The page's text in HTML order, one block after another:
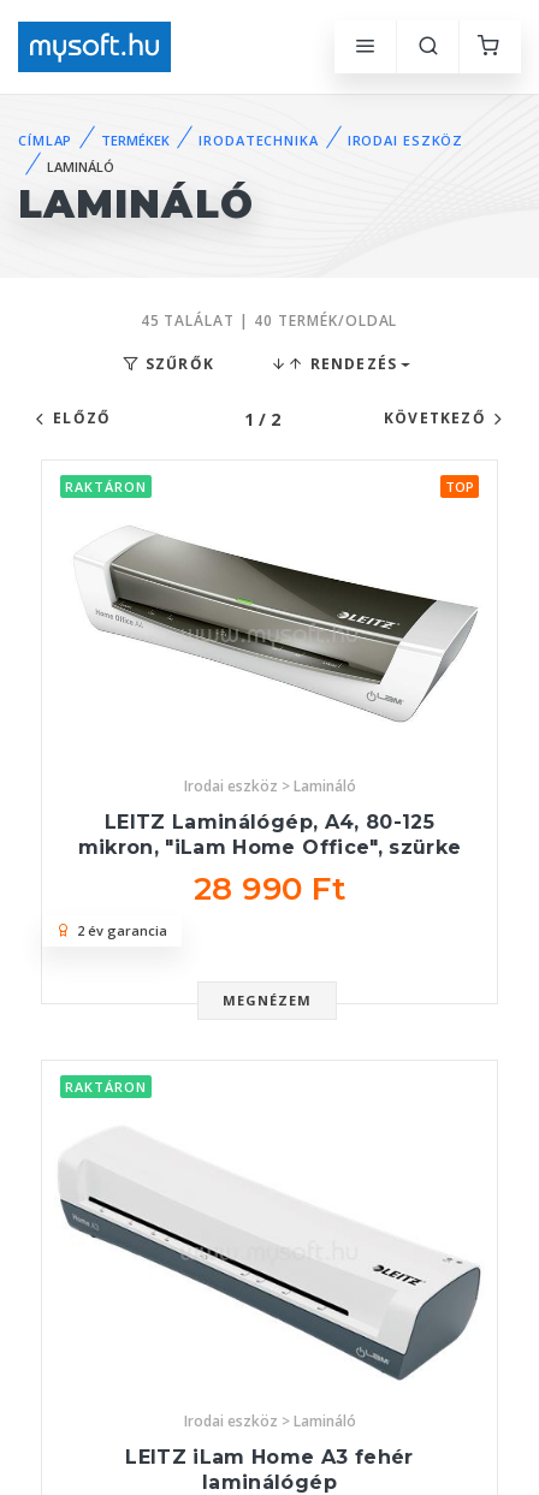
CÍMLAP TERMÉKEK IRODATECHNIKA
IRODAI ESZKÖZ
LAMINÁLÓ
LAMINÁLÓ
45 TALÁLAT | 40 TERMÉK/OLDAL
SZŰRŐK RENDEZÉS
ELŐZŐ 1 / 2 KÖVETKEZŐ
RAKTÁRON TOP
Irodai eszköz > Lamináló
LEITZ Laminálógép, A4, 80-125
mikron, "iLam Home Office", szürke
28 990 Ft
MEGNÉZEM
2 év garancia
RAKTÁRON
Irodai eszköz > Lamináló
LEITZ iLam Home A3 fehér
laminálógép